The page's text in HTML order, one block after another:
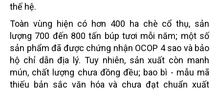
thế hệ.
Toàn vùng hiện có hơn 400 ha chè cổ thụ, sản
lượng 700 đến 800 tấn búp tươi mỗi năm; một số
sản phẩm đã được chứng nhận OCOP 4 sao và bảo
hộ chỉ dẫn địa lý. Tuy nhiên, sản xuất còn manh
mún, chất lượng chưa đồng đều; bao bì - mẫu mã
thiếu bản sắc văn hóa và chưa đạt chuẩn xuất